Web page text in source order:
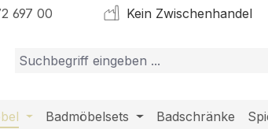
697 00 Kein Zwischenhandel
Badmöbelsets Badschränke